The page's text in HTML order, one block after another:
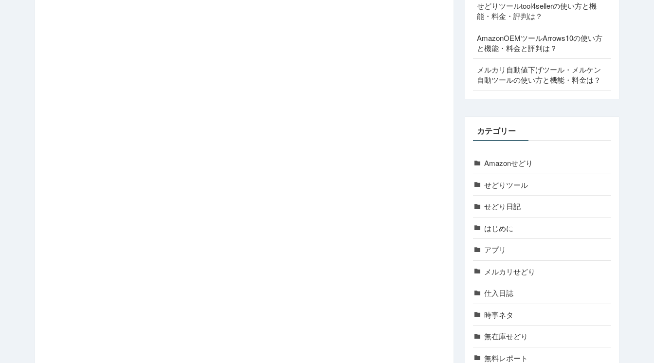
せどりツールtool4sellerの使い方と機
能・料金・評判は？
AmazonOEMツールArrows10の使い方
と機能・料金と評判は？
メルカリ自動値下げツール・メルケン
自動ツールの使い方と機能・料金は？
カテゴリー
Amazonせどり
せどりツール
せどり日記
はじめに
アプリ
メルカリせどり
仕入日誌
時事ネタ
無在庫せどり
無料レポート